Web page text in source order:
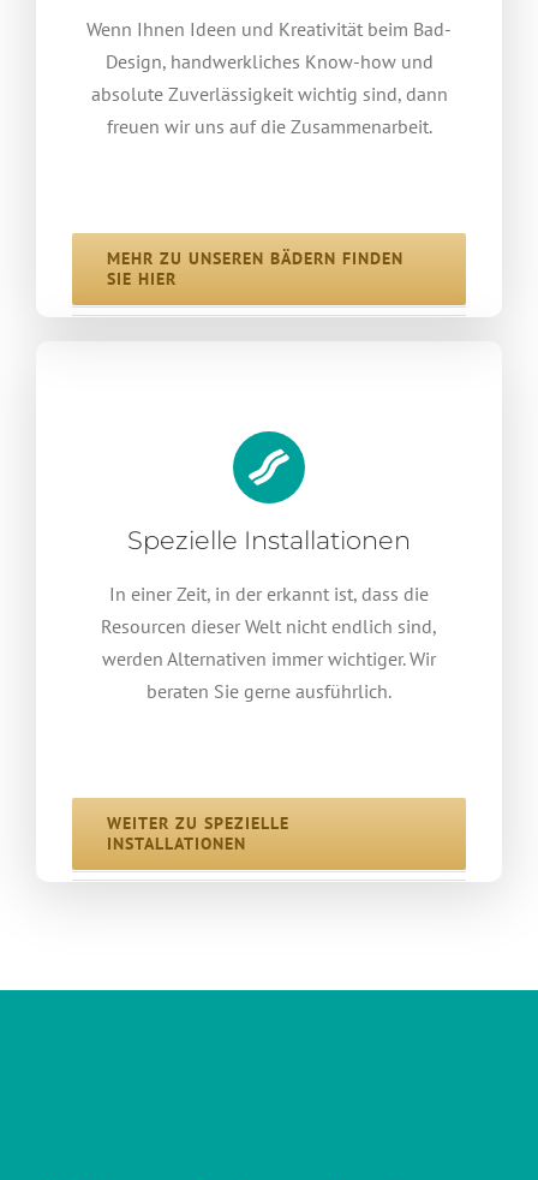
Wenn Ihnen Ideen und Kreativität beim Bad-
Design, handwerkliches Know-how und
absolute Zuverlässigkeit wichtig sind, dann
freuen wir uns auf die Zusammenarbeit.
MEHR ZU UNSEREN BÄDERN FINDEN
SIE HIER
Spezielle Installationen
In einer Zeit, in der erkannt ist, dass die
Resourcen dieser Welt nicht endlich sind,
werden Alternativen immer wichtiger. Wir
beraten Sie gerne ausführlich.
WEITER ZU SPEZIELLE
INSTALLATIONEN